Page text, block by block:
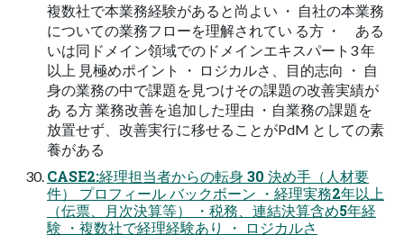
複数社で本業務経験があると尚よい ・ 自社の本業務
についての業務フローを理解されてい る方 ・ ある
いは同ドメイン領域でのドメインエキスパート3 年
以上 見極めポイント ・ ロジカルさ、目的志向 ・ 自
身の業務の中で課題を見つけその課題の改善実績が
あ る方 業務改善を追加した理由 ・自業務の課題を
放置せず、改善実行に移せることがPdM としての素
養がある
CASE2:経理担当者からの転身 30 決め手（人材要
件） プロフィール バックボーン ・経理実務2年以上
（伝票、月次決算等） ・税務、連結決算含め5年経
験 ・複数社で経理経験あり ・ ロジカルさ